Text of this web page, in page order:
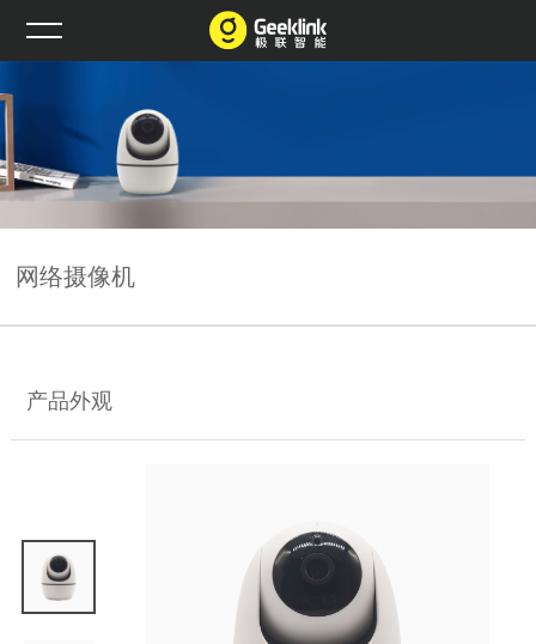
网络摄像机
产品外观